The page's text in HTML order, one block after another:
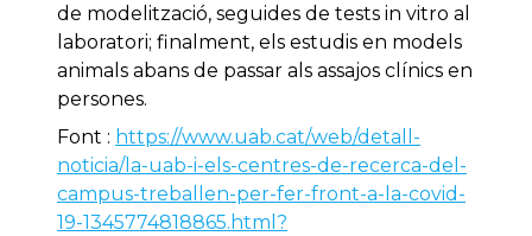
de modelització, seguides de tests in vitro al
laboratori; finalment, els estudis en models
animals abans de passar als assajos clínics en
persones.
Font : https://www.uab.cat/web/detall-
noticia/la-uab-i-els-centres-de-recerca-del-
campus-treballen-per-fer-front-a-la-covid-
19-1345774818865.html?